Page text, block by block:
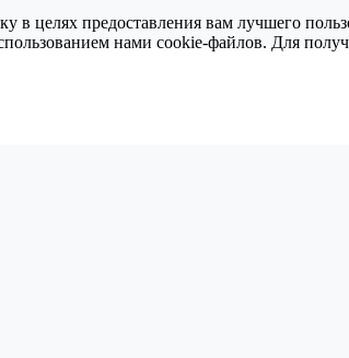
целях предоставления вам лучшего
нами cookie-файлов. Для